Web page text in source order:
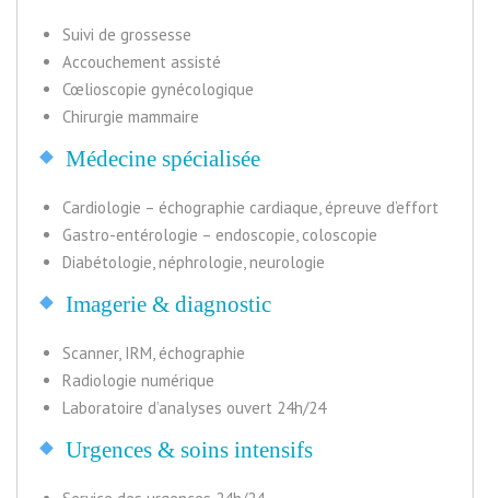
Suivi de grossesse
Accouchement assisté
Cœlioscopie gynécologique
Chirurgie mammaire
Médecine spécialisée
Cardiologie – échographie cardiaque, épreuve d’effort
Gastro-entérologie – endoscopie, coloscopie
Diabétologie, néphrologie, neurologie
Imagerie & diagnostic
Scanner, IRM, échographie
Radiologie numérique
Laboratoire d’analyses ouvert 24h/24
Urgences & soins intensifs